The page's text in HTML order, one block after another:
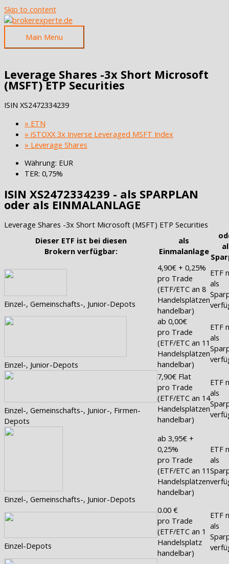
Skip to content
Main Menu
Leverage Shares -3x Short Microsoft
(MSFT) ETP Securities
ISIN XS2472334239
» ETN
» iSTOXX 3x Inverse Leveraged MSFT Index
» Leverage Shares
Währung: EUR
TER: 0,75%
ISIN XS2472334239 - als SPARPLAN
oder als EINMALANLAGE
Leverage Shares -3x Short Microsoft (MSFT) ETP Securities
Dieser ETF ist bei diesen
Brokern verfügbar:
als
Einmalanlage
Einzel-, Gemeinschafts-, Junior-Depots
4,90€ + 0,25%
pro Trade
(ETF/ETC an 8
Handelsplätzen
handelbar)
ETF
als
Einzel-, Junior-Depots
ab 0,00€
pro Trade
(ETF/ETC an 11
Handelsplätzen
handelbar)
ETF
als
Einzel-, Gemeinschafts-, Junior-, Firmen-
Depots
7,90€ Flat
pro Trade
(ETF/ETC an 14
Handelsplätzen
handelbar)
ETF
als
Einzel-, Gemeinschafts-, Junior-Depots
ab 3,95€ +
0,25%
pro Trade
(ETF/ETC an 11
Handelsplätzen
handelbar)
ETF
als
Einzel-Depots
0.00 €
pro Trade
(ETF/ETC an 1
Handelsplatz
handelbar)
ETF
als